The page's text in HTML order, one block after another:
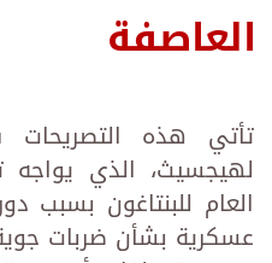
العاصفة
تأتي هذه
لهيجسيث، الذي
العام للبنتاغون بسبب
عسكرية بشأن ضربات